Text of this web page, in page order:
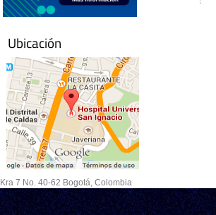
Ubicación
Kra 7 No. 40-62 Bogotá, Colombia